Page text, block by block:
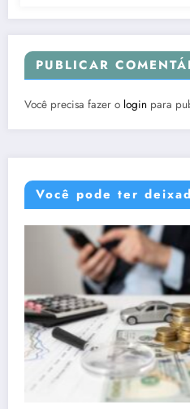
PUBLICAR
Você precisa fazer o login para
Você pode ter